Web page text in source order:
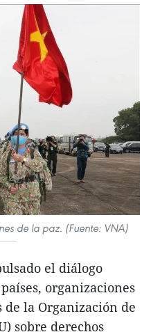
de la paz. (Fuente: VNA)
el diálogo
organizaciones
la Organización de
sobre derechos